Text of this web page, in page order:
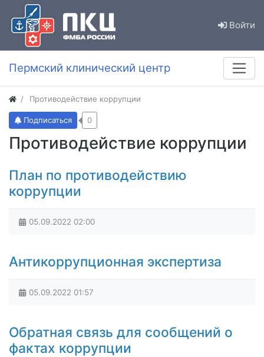
Войти
Пермский клинический центр
Противодействие коррупции
Противодействие коррупции
Подписаться 0
План по противодействию
коррупции
05.09.2022 02:00
Антикоррупционная экспертиза
05.09.2022 01:57
Обратная связь для сообщений о
фактах коррупции